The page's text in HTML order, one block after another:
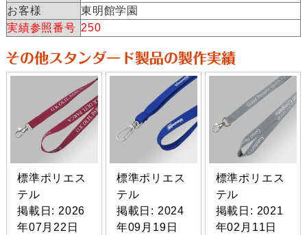
お客様
東明館学園
実績参照番号 250
標準ポリエス
テル
掲載日: 2026
年07月22日
標準ポリエス
テル
掲載日: 2024
年09月19日
標準ポリエス
テル
掲載日: 2021
年02月11日